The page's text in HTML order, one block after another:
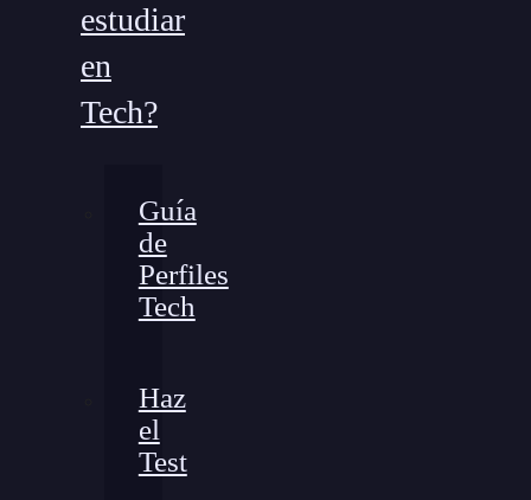
estudiar
en
Tech?
Guía
de
Perfiles
Tech
Haz
el
Test